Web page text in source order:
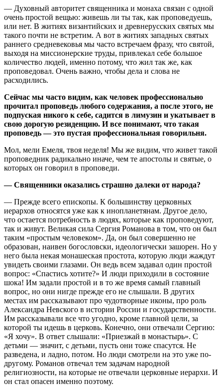
— Духовный авторитет священника и монаха связан с одной
очень простой вещью: живешь ли ты так, как проповедуешь,
или нет. В житиях византийских и древнерусских святых мы
такого почти не встретим. А вот в житиях западных святых
раннего средневековья мы часто встречаем фразу, что святой,
выходя на миссионерские труды, привлекал себе большое
количество людей, именно потому, что жил так же, как
проповедовал. Очень важно, чтобы дела и слова не
расходились.
Сейчас мы часто видим, как человек профессионально
прочитал проповедь любого содержания, а после этого, не
подпуская никого к себе, садится в лимузин и укатывает в
свою дорогую резиденцию. И все понимают, что такая
проповедь — это пустая профессиональная говорильня.
Мол, мели Емеля, твоя неделя! Мы же видим, что живет такой
проповедник радикально иначе, чем те апостолы и святые, о
которых он говорил в проповеди.
— Священники оказались страшно далеки от народа?
— Прежде всего епископы. К большинству церковных
иерархов относятся уже как к инопланетянам. Другое дело,
что остается потребность в людях, которые как проповедуют,
так и живут. Великая сила Сергия Романова в том, что он был
таким «простым человеком». Да, он был совершенно не
образован, наивен богословски, идеологически зашорен. Но у
него была некая монашеская простота, которую люди жаждут
увидеть своими глазами. Он ведь всем задавал один простой
вопрос: «Спастись хотите?» И люди приходили в состояние
шока! Им задали простой и в то же время самый главный
вопрос, но они нигде прежде его не слышали. В других
местах им рассказывают про чудотворные иконы, про роль
Александра Невского в истории России и государственности.
Им рассказывали все что угодно, кроме главной цели, за
которой ты идешь в церковь. Конечно, они отвечали Сергию:
«Я хочу». В ответ слышали: «Приезжай в монастырь». С
детьми — значит, с детьми, пусть они тоже спасутся. Не
разведена, и ладно, потом. Но люди смотрели на это уже по-
другому. Романов отвечал тем задачам народной
религиозности, на которые не отвечали церковные иерархи. И
он стал опасен именно поэтому.